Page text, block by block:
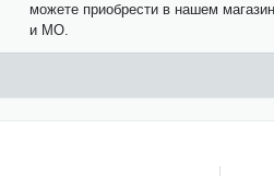
можете приобрести в нашем
и МО.